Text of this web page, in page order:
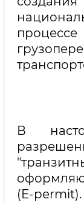
В
(E-